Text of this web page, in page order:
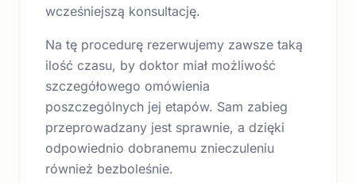
wcześniejszą konsultację.
Na tę procedurę rezerwujemy zawsze taką
ilość czasu, by doktor miał możliwość
szczegółowego omówienia
poszczególnych jej etapów. Sam zabieg
przeprowadzany jest sprawnie, a dzięki
odpowiednio dobranemu znieczuleniu
również bezboleśnie.